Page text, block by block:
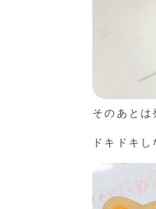
そのあとは
ドキドキ